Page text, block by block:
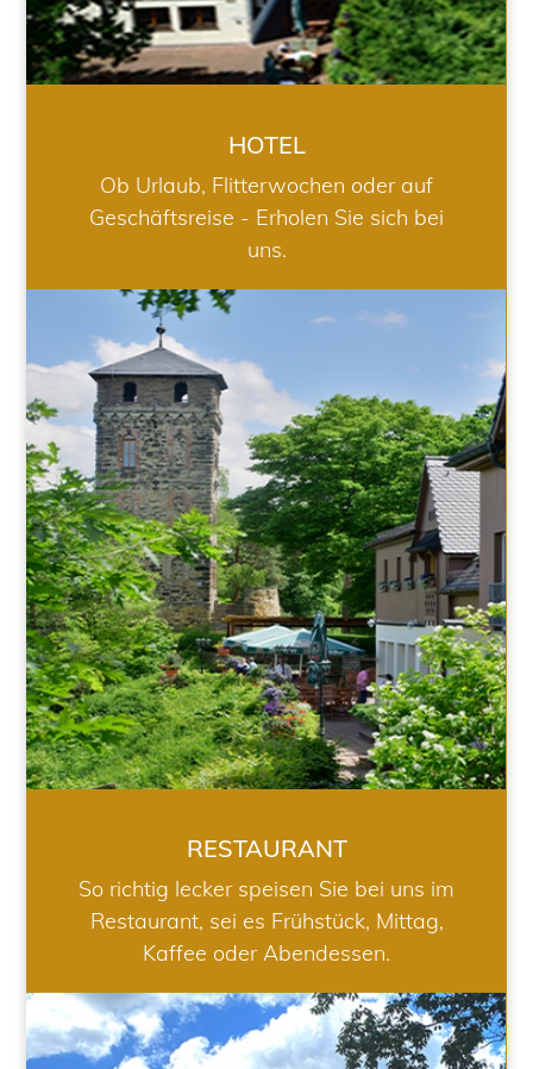
HOTEL
Ob Urlaub, Flitterwochen oder auf
Geschäftsreise - Erholen Sie sich bei
uns.
RESTAURANT
RESTAURANT
So richtig lecker speisen Sie bei uns im
Restaurant, sei es Frühstück, Mittag,
Kaffee oder Abendessen.